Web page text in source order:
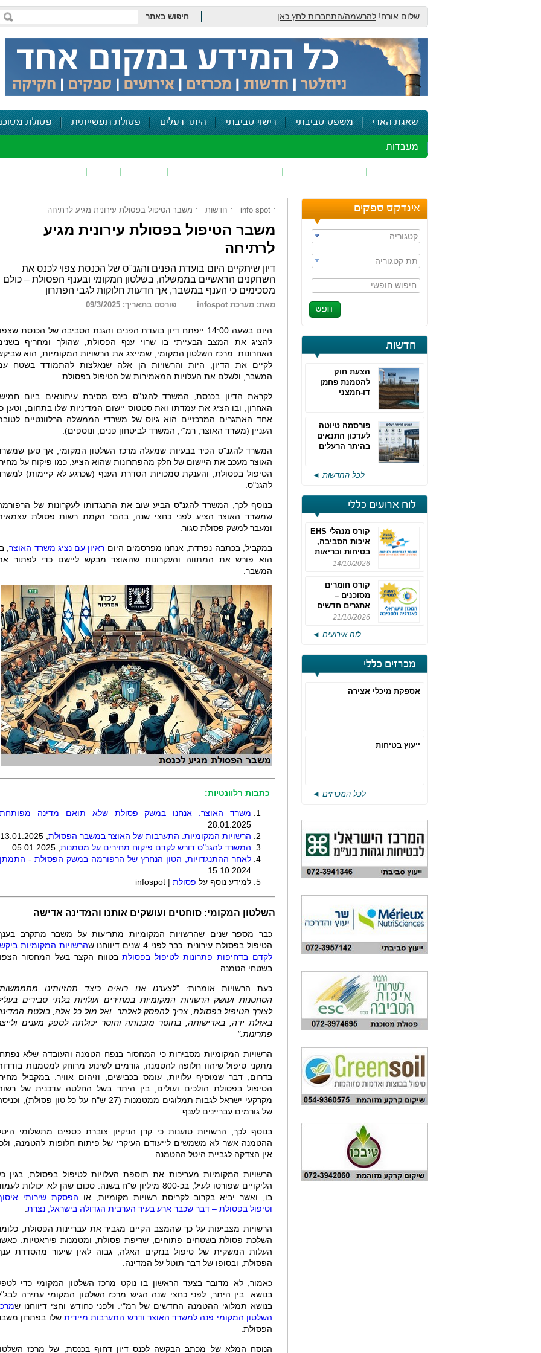
שלום אורח! להרשמה/התחברות לחץ כאן חיפוש באתר
שאגת הארי משפט סביבתי רישוי סביבתי היתר רעלים פסולת תעשייתית פסולת
מעבדות
אינדקס ספקים
קטגוריה
תת קטגוריה
חיפוש חופשי
חדשות
הצעת חוק
להטמנת פחמן
דו-חמצני
פורסמה טיוטה
לעדכון התנאים
בהיתר הרעלים
לכל החדשות ◄
לוח ארועים כללי
קורס מנהלי EHS
איכות הסביבה,
בטיחות ובריאות
תעסוקתית
14/10/2026
קורס חומרים
מסוכנים –
אתגרים חדשים
והערכות לחוק
מחזור 4
21/10/2026
לוח אירועים ◄
מכרזים כללי
אספקת מיכלי אצירה
ייעוץ בטיחות
לכל המכרזים ◄
info spot חדשות משבר הטיפול בפסולת עירונית מגיע לרתיחה
משבר הטיפול בפסולת עירונית מגיע
לרתיחה
דיון שיתקיים היום בועדת הפנים והגנ"ס של הכנסת צפוי לכנס את
השחקנים הראשיים בממשלה, בשלטון המקומי ובענף הפסולת – כולם
מסכימים כי הענף במשבר, אך הדעות חלוקות לגבי הפתרון
מאת: מערכת infospot פורסם בתאריך: 09/3/2025
היום בשעה 14:00 ייפתח דיון בועדת הפנים והגנת הסביבה של הכנסת
להציג את המצב הבעייתי בו שרוי ענף הפסולת, שהולך ומחריף
האחרונות. מרכז השלטון המקומי, שמייצג את הרשויות המקומיות, הוא
לקיים את הדיון, היות והרשויות הן אלה שנאלצות להתמודד בשטח
המשבר, ולשלם את העלויות המאמירות של הטיפול בפסולת.
לקראת הדיון בכנסת, המשרד להגנ"ס כינס מסיבת עיתונאים ביום
האחרון, ובו הציג את עמדתו ואת סטטוס יישום המדיניות שלו בתחום, וטען
אחד האתגרים המרכזיים הוא גיוס של משרדי הממשלה הרלוונטיים
העניין (משרד האוצר, רמ"י, המשרד לביטחון פנים, ונוספים).
המשרד להגנ"ס הכיר בבעיות שמעלה מרכז השלטון המקומי, אך טען
האוצר מעכב את היישום של חלק מהפתרונות שהוא הציע, כמו פיקוח על
הטיפול בפסולת, והענקת סמכויות הסדרת הענף (שכרגע לא קיימות)
להגנ"ס.
בנוסף לכך, המשרד להגנ"ס הביע שוב את התנגדותו לעקרונות של
שמשרד האוצר הציע לפני כחצי שנה, בהם: הקמת רשות פסולת
ומעבר למשק פסולת סגור.
במקביל, בכתבה נפרדת, אנחנו מפרסמים היום ראיון עם נציג משרד האוצר,
הוא פורש את המתווה והעקרונות שהאוצר מבקש ליישם כדי לפתור
המשבר.
כתבות רלוונטיות:
משרד האוצר: אנחנו במשק פסולת שלא תואם מדינה מפותחת
28.01.2025
הרשויות המקומיות: התערבות של האוצר במשבר הפסולת
המשרד להגנ"ס דורש לקדם פיקוח מחירים על מטמנות
לאחר ההתנגדויות, הטון הנחרץ של הרפורמה במשק הפסולת - התמתן
15.10.2024
למידע נוסף על פסולת |
infospot
השלטון המקומי: סוחטים ועושקים אותנו והמדינה אדישה
כבר מספר שנים שהרשויות המקומיות מתריעות על משבר מתקרב
הטיפול בפסולת עירונית. כבר לפני 4 שנים דיווחנו ש
הרשויות המקומיות
לקדם בדחיפות פתרונות לטיפול בפסולתבטווח הקצר בשל המחסור
בשטחי הטמנה.
כעת הרשויות אומרות: "לצערנו אנו רואים כיצד תחזיותינו מתממשות
הסחטנות ועושק הרשויות המקומיות במחירים ועלויות בלתי סבירים
לצורך הטיפול בפסולת, צריך להפסק לאלתר. ואל מול כל אלה, בולטת
באזלת ידה, באדישותה, בחוסר מוכנותה וחוסר יכולתה לספק מענים
פתרונות."
הרשויות המקומיות מסבירות כי המחסור בנפח הטמנה והעובדה שלא
מתקני טיפול שיהוו חלופה להטמנה, גורמים לשינוע מרוחק למטמנות
בדרום, דבר שמוסיף עלויות, עומס בכבישים, וזיהום אוויר. במקביל
הטיפול בפסולת הולכים ועולים, בין היתר בשל החלטה עדכנית של
מקרקעי ישראל לגבות תמלוגים ממטמנות (27 ש"ח על כל טון פסולת),
של גורמים עבריינים לענף.
בנוסף לכך, הרשויות טוענות כי קרן הניקיון צוברת כספים מתשלומי
ההטמנה אשר לא משמשים לייעודם העיקרי של פיתוח חלופות להטמנה,
אין הצדקה לגביית היטל ההטמנה.
הרשויות המקומיות מעריכות את תוספת העלויות לטיפול בפסולת, בגין
הליקויים שפורטו לעיל, בכ-800 מיליון ש"ח בשנה. סכום שהן לא יכולות
בו, ואשר יביא בקרוב לקריסת רשויות מקומיות, או הפסקת שירותי
וטיפול בפסולת – דבר שכבר ארע בעיר הערבית הגדולה בישראל, נצרת
הרשויות מצביעות על כך שהמצב הקיים מגביר את עבריינות הפסולת,
השלכת פסולת בשטחים פתוחים, שריפת פסולת, ומטמנות פיראטיות.
העלות המשקית של טיפול בנזקים האלה, גבוה לאין שיעור מהסדרת
הפסולת, ובסופו של דבר תוטל על המדינה.
כאמור, לא מדובר בצעד הראשון בו נוקט מרכז השלטון המקומי כדי
בנושא. בין היתר, לפני כחצי שנה הגיש מרכז השלטון המקומי עתירה
בנושא תמלוגי ההטמנה החדשים של רמ"י. ולפני כחודש וחצי דיווחנו ש
השלטון המקומי פנה למשרד האוצר ודרש התערבות מיידית שלו בפתרון
הפסולת.
הנוסח המלא של מכתב הבקשה לכנס דיון דחוף בכנסת, של מרכז